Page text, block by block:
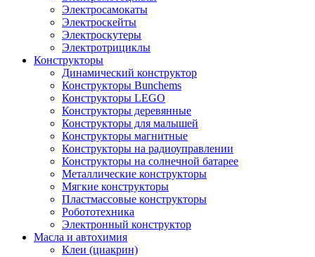
Электросамокаты
Электроскейты
Электроскутеры
Электротрициклы
Конструкторы
Динамический конструктор
Конструкторы Bunchems
Конструкторы LEGO
Конструкторы деревянные
Конструкторы для малышей
Конструкторы магнитные
Конструкторы на радиоуправлении
Конструкторы на солнечной батарее
Металлические конструкторы
Мягкие конструкторы
Пластмассовые конструкторы
Робототехника
Электронный конструктор
Масла и автохимия
Клеи (циакрин)